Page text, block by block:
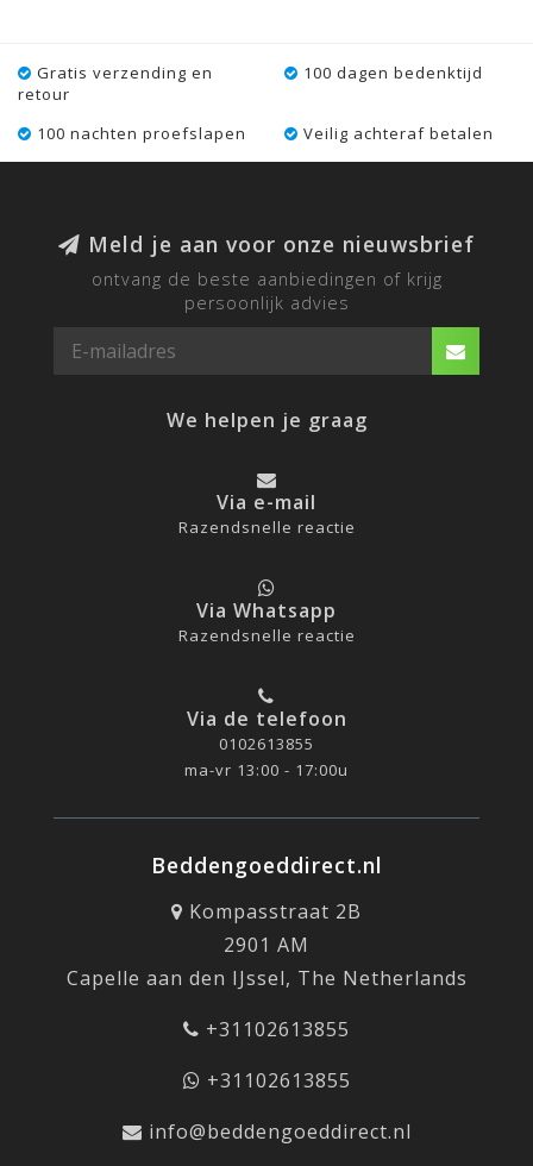
Gratis verzending en
retour
100 dagen bedenktijd
100 nachten proefslapen Veilig achteraf betalen
Meld je aan voor onze nieuwsbrief
ontvang de beste aanbiedingen of krijg
persoonlijk advies
We helpen je graag
Via e-mail
Razendsnelle reactie
Via Whatsapp
Razendsnelle reactie
Via de telefoon
0102613855
ma-vr 13:00 - 17:00u
Beddengoeddirect.nl
Kompasstraat 2B
2901 AM
Capelle aan den IJssel, The Netherlands
+31102613855
+31102613855
info@beddengoeddirect.nl